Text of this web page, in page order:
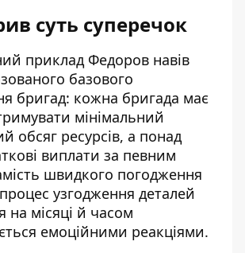
суть суперечок
приклад Федоров навів
базового
бригад: кожна бригада має
мінімальний
обсяг ресурсів, а понад
виплати за певним
швидкого погодження
узгодження деталей
на місяці й часом
емоційними реакціями.